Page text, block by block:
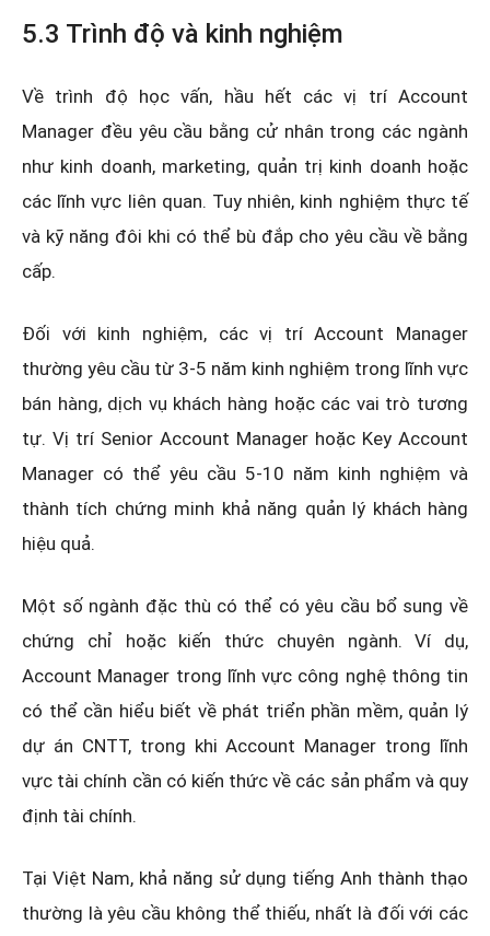
5.3 Trình độ và kinh nghiệm
Về trình độ học vấn, hầu hết các vị trí Account
Manager đều yêu cầu bằng cử nhân trong các ngành
như kinh doanh, marketing, quản trị kinh doanh hoặc
các lĩnh vực liên quan. Tuy nhiên, kinh nghiệm thực tế
và kỹ năng đôi khi có thể bù đắp cho yêu cầu về bằng
cấp.
Đối với kinh nghiệm, các vị trí Account Manager
thường yêu cầu từ 3-5 năm kinh nghiệm trong lĩnh vực
bán hàng, dịch vụ khách hàng hoặc các vai trò tương
tự. Vị trí Senior Account Manager hoặc Key Account
Manager có thể yêu cầu 5-10 năm kinh nghiệm và
thành tích chứng minh khả năng quản lý khách hàng
hiệu quả.
Một số ngành đặc thù có thể có yêu cầu bổ sung về
chứng chỉ hoặc kiến thức chuyên ngành. Ví dụ,
Account Manager trong lĩnh vực công nghệ thông tin
có thể cần hiểu biết về phát triển phần mềm, quản lý
dự án CNTT, trong khi Account Manager trong lĩnh
vực tài chính cần có kiến thức về các sản phẩm và quy
định tài chính.
Tại Việt Nam, khả năng sử dụng tiếng Anh thành thạo
thường là yêu cầu không thể thiếu, nhất là đối với các